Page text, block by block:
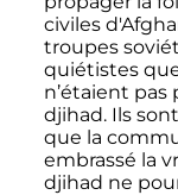
civiles
troupes
quiétistes
n’étaient
djihad. Ils
que la
embrassé la
djihad ne